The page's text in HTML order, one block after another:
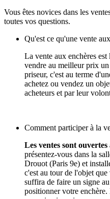
Vous êtes novices dans les
toutes vos questions.
Qu'est ce qu'une vente
La vente aux enchères
vendre au meilleur prix
priseur, c'est au terme
achetez ou vendez un
acheteurs et par leur
Comment participer à la
Les ventes sont ouvertes
présentez-vous dans la
Drouot (Paris 9e) et
c'est au tour de l'objet
suffira de faire un signe
positionner votre